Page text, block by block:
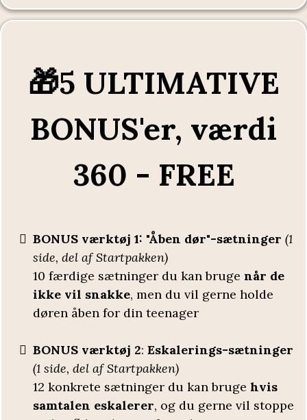
🎁5 ULTIMATIVE
BONUS'er, værdi
360 - FREE
BONUS værktøj 1: "Åben dør"-sætninger (1
side, del af Startpakken)
10 færdige sætninger du kan bruge når de
ikke vil snakke, men du vil gerne holde
døren åben for din teenager
BONUS værktøj 2: Eskalerings-sætninger
(1 side, del af Startpakken)
12 konkrete sætninger du kan bruge hvis
samtalen eskalerer, og du gerne vil stoppe